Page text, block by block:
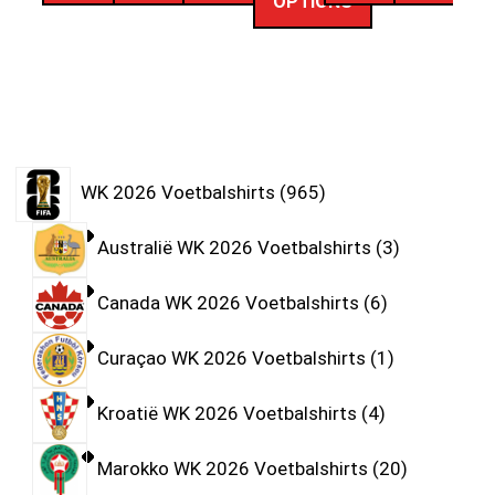
WK 2026 Voetbalshirts 965
Australië WK 2026 Voetbalshirts 3
Canada WK 2026 Voetbalshirts 6
Curaçao WK 2026 Voetbalshirts 1
Kroatië WK 2026 Voetbalshirts 4
Marokko WK 2026 Voetbalshirts 20